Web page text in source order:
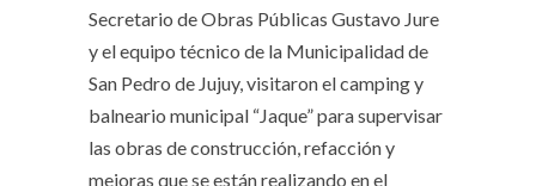
Secretario de Obras Públicas Gustavo Jure
y el equipo técnico de la Municipalidad de
San Pedro de Jujuy, visitaron el camping y
balneario municipal “Jaque” para supervisar
las obras de construcción, refacción y
mejoras que se están realizando en el